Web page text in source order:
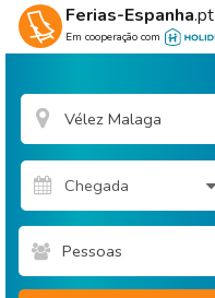
Ferias-Espanha.pt
Em cooperação com
Pessoas